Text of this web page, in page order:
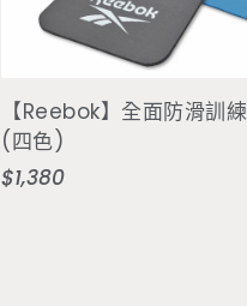
選擇選項
【Reebok】全面防滑訓
(四色)
定
$1,380